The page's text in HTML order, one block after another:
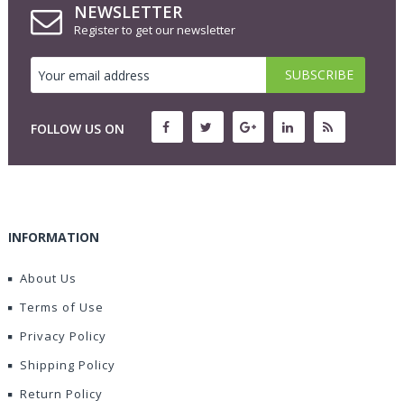
NEWSLETTER
Register to get our newsletter
FOLLOW US ON
INFORMATION
About Us
Terms of Use
Privacy Policy
Shipping Policy
Return Policy